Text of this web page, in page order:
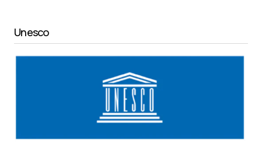
Unesco